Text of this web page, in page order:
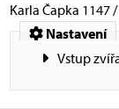
Karla Čapka 1147
Nastavení
Vstup